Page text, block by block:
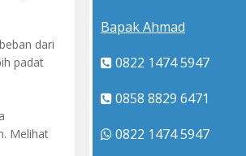
dari
padat
Melihat
Bapak Ahmad
0822 1474 5947
0858 8829 6471
0822 1474 5947